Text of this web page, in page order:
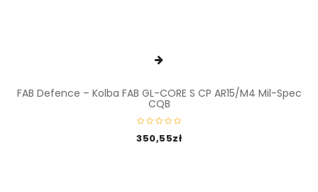
FAB Defence – Kolba FAB GL-CORE S CP AR15/M4 Mil-Spec
CQB
350,55zł